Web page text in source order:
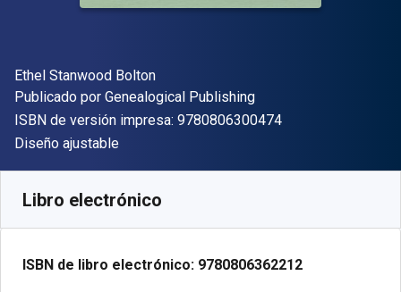
Autor(es)
Ethel Stanwood Bolton
Editor
Publicado por Genealogical Publishing
ISBN de versión impresa: 9780806300474"ISBN-13
Formato
Diseño ajustable
Libro electrónico
ISBN de libro electrónico: 9780806362212